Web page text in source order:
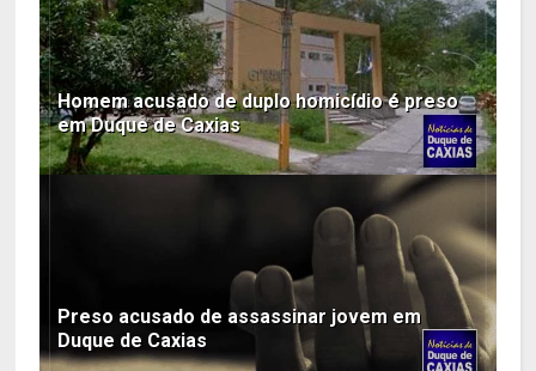
Homem acusado de duplo homicídio é preso
em Duque de Caxias
Preso acusado de assassinar jovem em
Duque de Caxias